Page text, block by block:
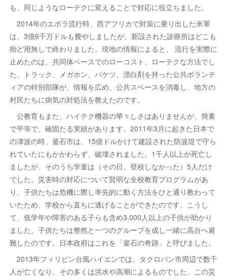
も、同じようなローテクに変えることで対応に役立ちました。
2014年のエボラ流行時、西アフリカで対策に乗り出した米軍
は、3億6千万ドルも費やしましたが、新設された診療所はどこも
殆ど用無しで終わりました。現地の情報によると、 流行を実際に
止めたのは、共同体ベースでのローコスト、ローテクな方法でし
た。トラック、メガホン、バケツ、漂白剤を持った公共ボランテ
ィアの特別部隊が、情報を広め、公共スペースを消毒し、地方の
村民たちに病気の対処法を教えたのです。
公教育もまた、ハイテク機器の華々しさはありませんが、簡素
で平等で、確固たる実績があります。2011年3月に起きた日本で
の津波の時、釜石市は、15億ドルかけて建設された防波堤で守ら
れていたにもかかわらず、破壊されました。1千人以上が死亡し
ましたが、そのうち学童は（その日、登校しなかった）5人だけ
でした。災害時の対応について賢明な全校教育プログラムがあ
り、子供たちは危機に際し率先的に動く方法をひと通り教わって
いたため、学校から直ちに逃げることができたのです。こうし
て、低学年や障害のある子らも含め3,000人以上の子供が助かり
ました。子供たちは整然と一つのグループを成し一緒に高台へ避
難したのです。日本政府はこれを「釜石の奇跡」と呼びました。
2013年フィリピン台風ハイエンでは、タクロバン市周辺で数千
人が亡くなり、その多くは洪水や高潮によるものでした。この災